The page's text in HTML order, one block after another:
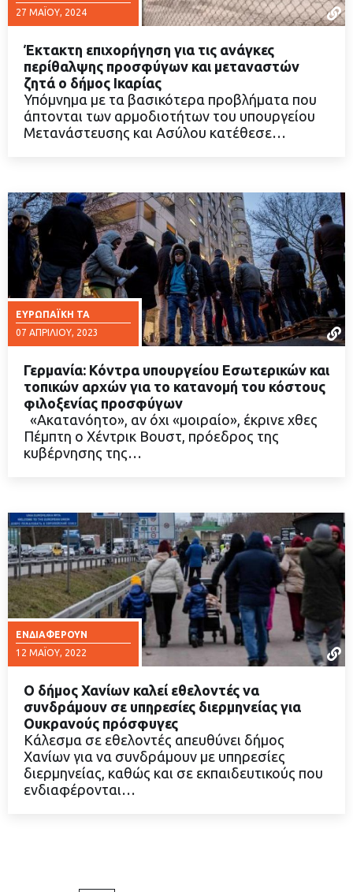
27 ΜΑΪ́ΟΥ, 2024
ΔΙΑΒΑΣΤΕ ΠΕΡΙΣΣΟΤΕΡΑ
Έκτακτη επιχορήγηση για τις ανάγκες
περίθαλψης προσφύγων και μεταναστών
ζητά ο δήμος Ικαρίας
Υπόμνημα με τα βασικότερα προβλήματα που
άπτονται των αρμοδιοτήτων του υπουργείου
Μετανάστευσης και Ασύλου κατέθεσε…
ΕΥΡΩΠΑΪΚΉ ΤΑ
07 ΑΠΡΙΛΊΟΥ, 2023
ΔΙΑΒΑΣΤΕ ΠΕΡΙΣΣΟΤΕΡΑ
Γερμανία: Κόντρα υπουργείου Εσωτερικών και
τοπικών αρχών για το κατανομή του κόστους
φιλοξενίας προσφύγων
«Ακατανόητο», αν όχι «μοιραίο», έκρινε χθες
Πέμπτη ο Χέντρικ Βουστ, πρόεδρος της
κυβέρνησης της…
ΕΝΔΙΑΦΈΡΟΥΝ
12 ΜΑΪ́ΟΥ, 2022
ΔΙΑΒΑΣΤΕ ΠΕΡΙΣΣΟΤΕΡΑ
Ο δήμος Χανίων καλεί εθελοντές να
συνδράμουν σε υπηρεσίες διερμηνείας για
Ουκρανούς πρόσφυγες
Κάλεσμα σε εθελοντές απευθύνει δήμος
Χανίων για να συνδράμουν με υπηρεσίες
διερμηνείας, καθώς και σε εκπαιδευτικούς που
ενδιαφέρονται…